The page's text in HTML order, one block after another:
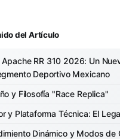
del Artículo
RR 310 2026: Un
Deportivo Mexicano
y Filosofía "Race Replica"
y Plataforma Técnica: El
Dinámico y Modos de